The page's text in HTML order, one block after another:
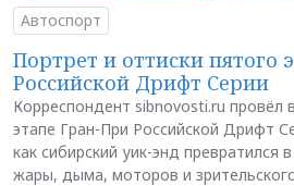
Автоспорт
Портрет и оттиски пятого
Российской Дрифт Серии
Корреспондент sibnovosti.ru провёл
этапе Гран-При Российской Дрифт
как сибирский уик-энд превратился
жары, дыма, моторов и